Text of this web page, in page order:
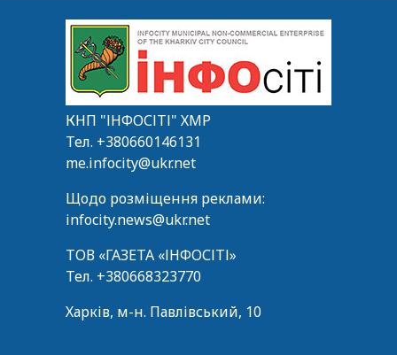
КНП "ІНФОСІТІ" ХМР
Тел. +380660146131
me.infocity@ukr.net
Щодо розміщення реклами:
infocity.news@ukr.net
ТОВ «ГАЗЕТА «ІНФОСІТІ»
Тел. +380668323770
Харків, м-н. Павлівський, 10